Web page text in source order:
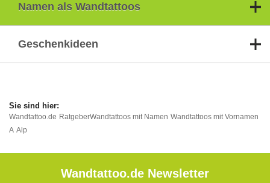
Namen als Wandtattoos
Geschenkideen
Wandtattoo.de RatgeberWandtattoos mit Namen Wandtattoos mit Vornamen
A Alp
Wandtattoo.de Newsletter